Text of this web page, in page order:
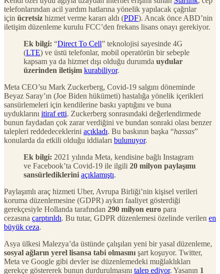
telefonlarından acil yardım hatlarına yönelik yapılacak çağrılar
için ücretsiz hizmet verme kararı aldı (PDF). Ancak önce ABD’nin
iletişim düzenleme kurulu FCC’den frekans lisans onayı gerekiyor.
Ek bilgi: “Direct To Cell” teknolojisi sayesinde 4G
(LTE) ve üstü telefonlar, mobil operatörün bir sebeple
kapsam ya da hizmet dışı olduğu durumda uydular
üzerinden iletişim kurabiliyor.
Meta CEO’su Mark Zuckerberg, Covid-19 salgını döneminde
Beyaz Saray’ın (Joe Biden hükümeti) hastalığa yönelik içerikleri
sansürlemeleri için kendilerine baskı yaptığını ve buna
uyduklarını itiraf etti. Zuckerberg sonrasındaki değerlendirmede
bunun faydadan çok zarar verdiğini ve bundan sonraki olası benzer
talepleri reddedeceklerini açıkladı. Bu baskının başka “hassas”
konularda da etkili olduğu iddiaları bulunuyor.
Ek bilgi: 2021 yılında Meta, kendisine bağlı Instagram
ve Facebook’ta Covid-19 ile ilgili 20 milyon paylaşımı
sansürlediklerini açıklamıştı.
Paylaşımlı araç hizmeti Uber, Avrupa Birliği’nin kişisel verileri
koruma düzenlemesine (GDPR) aykırı faaliyet gösterdiği
gerekçesiyle Hollanda tarafından 290 milyon euro para
cezasına çarptırıldı. Bu tutar, GDPR düzenlemesi özelinde verilen en
büyük ceza.
Asya ülkesi Malezya’da üstünde çalışılan yeni bir yasal düzenleme,
sosyal ağların yerel lisansa tabi olmasını şart koşuyor. Twitter,
Meta ve Google gibi devler ise düzenlemedeki muğlaklıkları
gerekçe göstererek bunun durdurulmasını talep ediyor. Yasanın 1